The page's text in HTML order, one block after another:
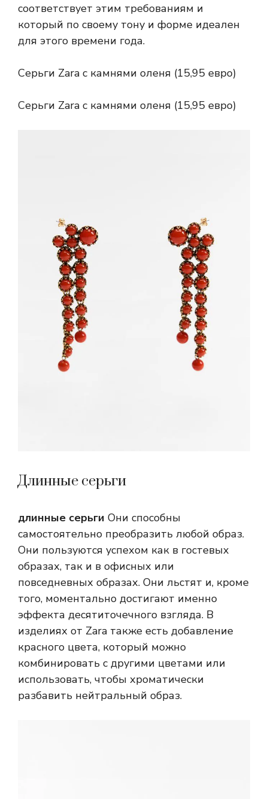
соответствует этим требованиям и
который по своему тону и форме идеален
для этого времени года.
Серьги Zara с камнями оленя (15,95 евро)
Серьги Zara с камнями оленя (15,95 евро)
Длинные серьги
длинные серьги Они способны
самостоятельно преобразить любой образ.
Они пользуются успехом как в гостевых
образах, так и в офисных или
повседневных образах. Они льстят и, кроме
того, моментально достигают именно
эффекта десятиточечного взгляда. В
изделиях от Zara также есть добавление
красного цвета, который можно
комбинировать с другими цветами или
использовать, чтобы хроматически
разбавить нейтральный образ.